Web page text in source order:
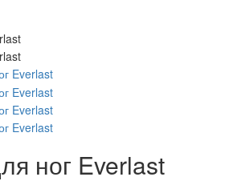
ног Everlast